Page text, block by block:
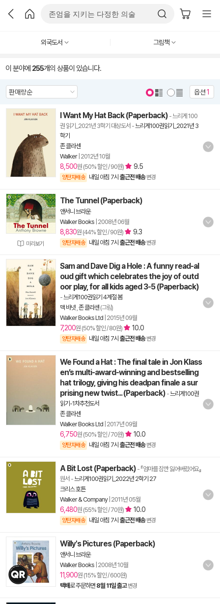
외국도서 그림책
이 분야에 255개의 상품이 있습니다.
옵션1
I Want My Hat Back (Paperback) - 느리게 100
권 읽기_2021년 3학기 대상도서 -느리게100권읽기_2021년 3
학기
존 클라센
Walker| 2012년 10월
8,500원 (50% 할인 / 90원) 9.5
양탄자배송 내일 아침 7시 출근전 배송 변경
미리보기
The Tunnel (Paperback)
앤서니 브라운
Walker Books 2008년 06월
8,830원 (44% 할인 / 90원) 9.3
양탄자배송 내일 아침 7시 출근전 배송 변경
Sam and Dave Dig a Hole : A funny read-al
oud gift which celebrates the joy of outd
oor play, for all kids aged 3-5 (Paperback)
-느리게100권읽기 4계절 봄
맥 바넷 존 클라센 (그림)
Walker Books Ltd 2015년 09월
7,200원 (50% 할인 / 80원) 10.0
양탄자배송 내일 아침 7시 출근전 배송 변경
We Found a Hat : The final tale in Jon Klass
en’s multi-award-winning and bestselling
hat trilogy, giving his deadpan finale a sur
prising new twist... (Paperback) -느리게100권
읽기-1차추천도서
존 클라센
Walker Books Ltd 2017년 09월
6,750원 (50% 할인 / 70원) 10.0
양탄자배송 내일 아침 7시 출근전 배송 변경
A Bit Lost (Paperback) - 『엄마를 잠깐 잃어버렸어요』
원서 -느리게100권읽기_2022년 2학기 27
크리스 호튼
Walker & Company| 2011년 05월
6,480원 (55% 할인 / 70원) 10.0
양탄자배송 내일 아침 7시 출근전 배송 변경
Willy's Pictures (Paperback)
앤서니 브라운
Walker Books 2008년 10월
11,900원 (15% 할인 / 600원)
택배로 주문하면 8월 11일 출고 변경